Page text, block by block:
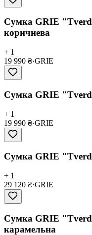
Сумка GRIE
коричнева
+ 1
19 990 ₴·GRIE
Сумка GRIE
+ 1
19 990 ₴·GRIE
Сумка GRIE
+ 1
29 120 ₴·GRIE
Сумка GRIE
карамельна